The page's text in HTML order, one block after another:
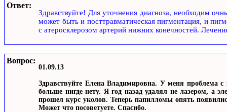
Ответ:
Здравствуйте! Для уточнения диагноза, необходим
может быть и посттравматическая пигментация, и
с атеросклерозом артерий нижних конечностей.
Вопрос:
01.09.13
Здравствуйте Елена Владимировна. У меня проблема
больше нигде нету. Я год назад удалял не лазером, а
прошел курс уколов. Теперь папилломы опять
Может что посоветуете. Спасибо.